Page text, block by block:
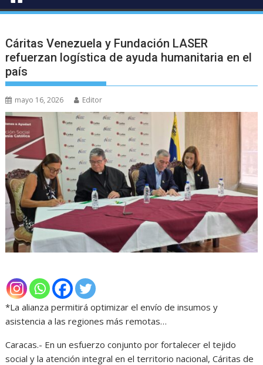
Cáritas Venezuela y Fundación LASER
refuerzan logística de ayuda humanitaria en el
país
mayo 16, 2026 Editor
*La alianza permitirá optimizar el envío de insumos y
asistencia a las regiones más remotas…
Caracas.- En un esfuerzo conjunto por fortalecer el tejido
social y la atención integral en el territorio nacional, Cáritas de